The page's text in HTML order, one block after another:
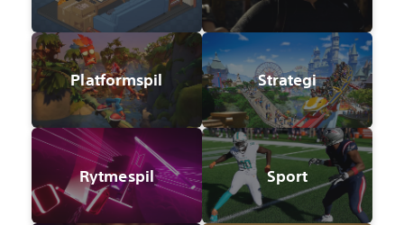
Platformspil Strategi
Rytmespil Sport